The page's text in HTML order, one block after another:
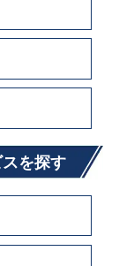
を探す